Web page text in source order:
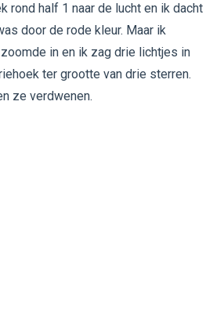
rond half 1 naar de lucht en ik dacht
door de rode kleur. Maar ik
in en ik zag drie lichtjes in
ter grootte van drie sterren.
ze verdwenen.